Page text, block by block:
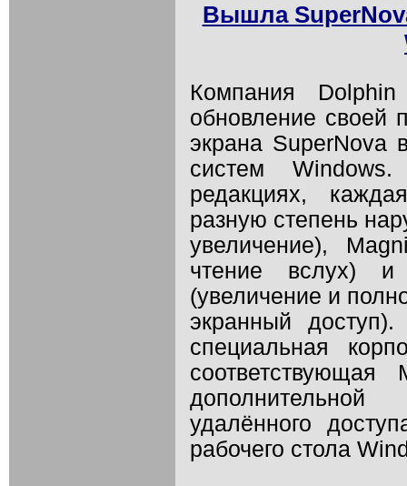
Вышла
Компания
обновление своей
экрана SuperNova
систем
редакциях,
разную степень
увеличение),
чтение вслух)
(увеличение и
экранный
специальная
удалённого
рабочего стола